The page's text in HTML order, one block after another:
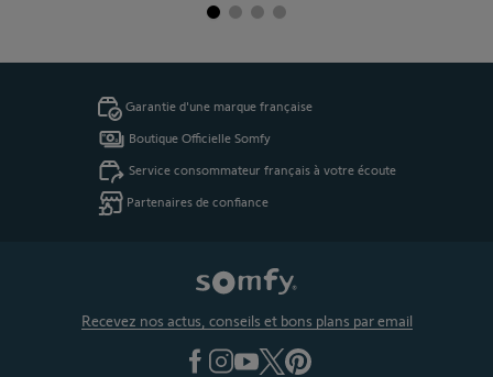
Garantie d'une marque française
Boutique Officielle Somfy
Service consommateur français à votre écoute
Partenaires de confiance
Recevez nos actus, conseils et bons plans par email